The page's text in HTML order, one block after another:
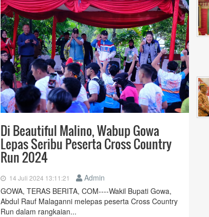
Di Beautiful Malino, Wabup Gowa
Lepas Seribu Peserta Cross Country
Run 2024
14 Juli 2024 13:11:21
Admin
GOWA, TERAS BERITA, COM----Wakil Bupati Gowa,
Abdul Rauf Malaganni melepas peserta Cross Country
Run dalam rangkaian...